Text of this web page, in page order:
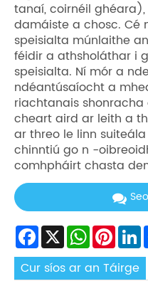
tanaí, coirnéil
damáiste a chosc. Cé
speisialta múnlaithe
féidir a athsholáthar i
speisialta. Ní mór a
ndéantúsaíocht a
riachtanais
cheart aird ar leith a
ar threo le linn
chinntiú go n -
comhpháirt chasta
Facebook
X
Cur síos ar an Táirge